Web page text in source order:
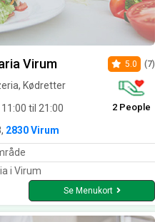
Virum
Kødretter
til 21:00
5.0 (7)
2 People
2830 Virum
i Virum
Se Menukort